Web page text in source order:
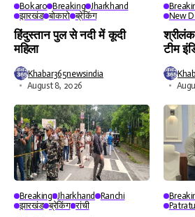
Bokaro Breaking Jharkhand
झारखंड बोकारो ब्रेकिंग
हिंदुस्तान पुल से नदी में कूदी
महिला
Khabar365newsindia
August 8, 2026
New
टीम
Breaking Jharkhand
Ranchi
झारखंड ब्रेकिंग रांची